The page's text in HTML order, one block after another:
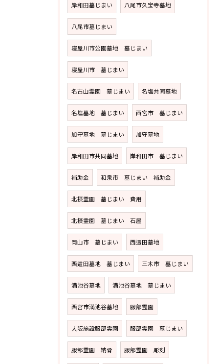
岸和田墓じまい 八尾市久宝寺墓地
八尾市墓じまい
寝屋川市公園墓地 墓じまい
寝屋川市 墓じまい
名古山霊園 墓じまい 名塩共同墓地
名塩墓地 墓じまい 西宮市 墓じまい
加守墓地 墓じまい 加守墓地
岸和田市共同墓地 岸和田市 墓じまい
補助金 和泉市 墓じまい 補助金
北摂霊園 墓じまい 費用
北摂霊園 墓じまい 石屋
岡山市 墓じまい 西這田墓地
西這田墓地 墓じまい 三木市 墓じまい
満池谷墓地 満池谷墓地 墓じまい
西宮市満池谷墓地 服部霊園
大阪施設服部霊園 服部霊園 墓じまい
服部霊園 納骨 服部霊園 彫刻